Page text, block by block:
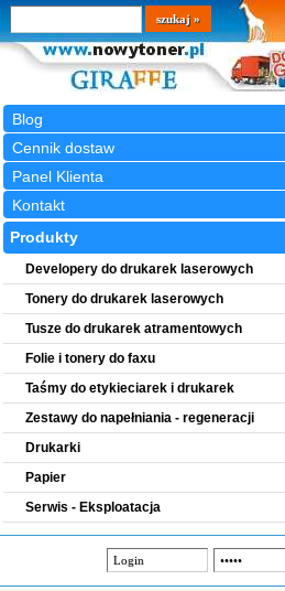
Blog
Cennik dostaw
Panel Klienta
Kontakt
Wyszukiwarka
szukaj
Produkty
Developery do drukarek laserowych
Tonery do drukarek laserowych
Tusze do drukarek atramentowych
Folie i tonery do faxu
Taśmy do etykieciarek i drukarek
Zestawy do napełniania - regeneracji
Drukarki
Papier
Serwis - Eksploatacja